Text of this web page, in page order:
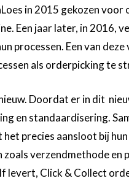
in 2015 gekozen
Een jaar later, in 2016,
processen. Een van
als orderpicking te
Doordat er in dit
en standaardisering.
precies aansloot bij
verzendmethode en
levert, Click & Collect